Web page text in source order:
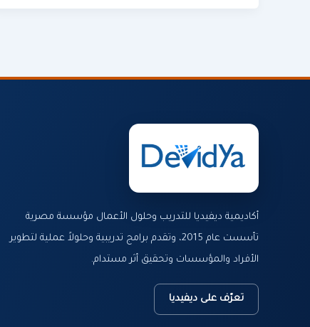
أكاديمية ديفيديا للتدريب وحلول الأعمال مؤسسة مصرية
تأسست عام 2015، وتقدم برامج تدريبية وحلولاً عملية لتطوير
الأفراد والمؤسسات وتحقيق أثر مستدام.
تعرّف على ديفيديا